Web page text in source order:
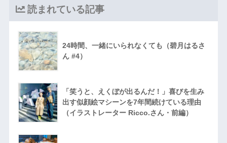
読まれている記事
24時間、一緒にいられなくても（碧月はるさ
ん #4）
「笑うと、えくぼが出るんだ！」喜びを生み
出す似顔絵マシーンを7年間続けている理由
（イラストレーター Ricco.さん・前編）